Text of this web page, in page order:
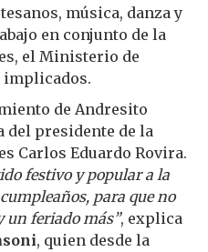
música, danza y
en conjunto de la
el Ministerio de
de Andresito
del presidente de la
Carlos Eduardo Rovira.
festivo y popular a la
para que no
un feriado más”, explica
, quien desde la